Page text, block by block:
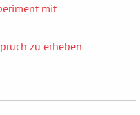
mit
zu erheben